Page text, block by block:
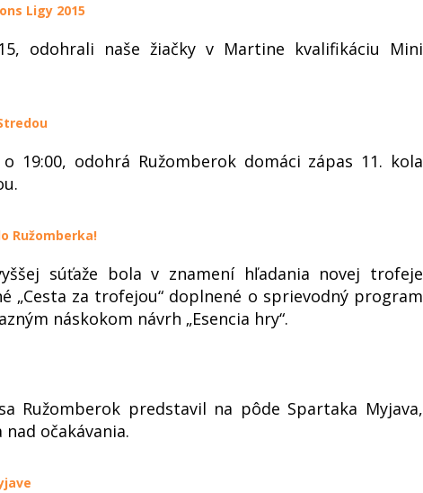
Ligy 2015
odohrali naše žiačky v Martine kvalifikáciu Mini
19:00, odohrá Ružomberok domáci zápas 11. kola
Ružomberka!
súťaže bola v znamení hľadania novej trofeje
„Cesta za trofejou“ doplnené o sprievodný program
náskokom návrh „Esencia hry“.
Ružomberok predstavil na pôde Spartaka Myjava,
očakávania.